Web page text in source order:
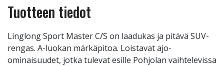
Tuotteen tiedot
Linglong Sport Master C/S on laadukas ja pitävä SUV-
rengas. A-luokan märkäpitoa. Loistavat ajo-
ominaisuudet, jotka tulevat esille Pohjolan vaihtelevissa